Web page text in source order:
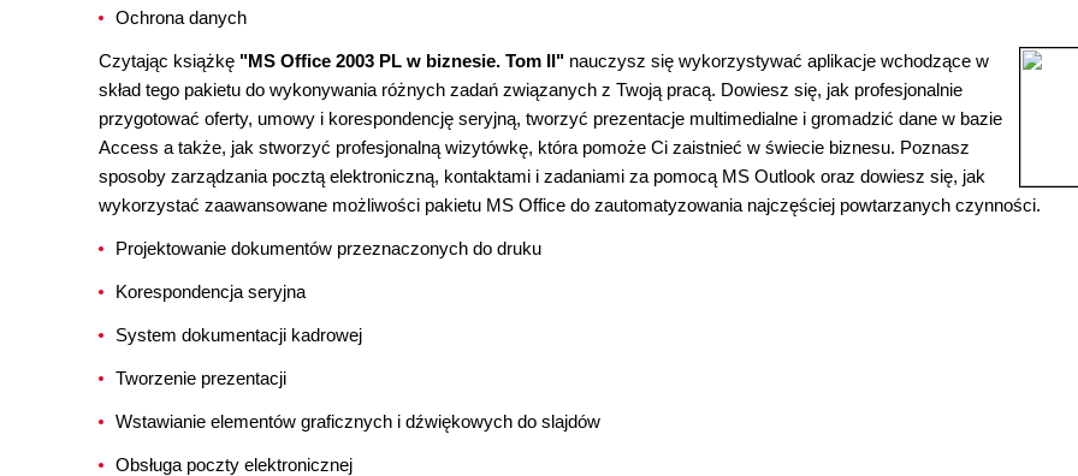
Ochrona danych
Czytając książkę "MS Office 2003 PL w biznesie. Tom II" nauczysz się wykorzystywać aplikacje wchodzące w
skład tego pakietu do wykonywania różnych zadań związanych z Twoją pracą. Dowiesz się, jak profesjonalnie
przygotować oferty, umowy i korespondencję seryjną, tworzyć prezentacje multimedialne i gromadzić dane w bazie
Access a także, jak stworzyć profesjonalną wizytówkę, która pomoże Ci zaistnieć w świecie biznesu. Poznasz
sposoby zarządzania pocztą elektroniczną, kontaktami i zadaniami za pomocą MS Outlook oraz dowiesz się, jak
wykorzystać zaawansowane możliwości pakietu MS Office do zautomatyzowania najczęściej powtarzanych czynności.
Projektowanie dokumentów przeznaczonych do druku
Korespondencja seryjna
System dokumentacji kadrowej
Tworzenie prezentacji
Wstawianie elementów graficznych i dźwiękowych do slajdów
Obsługa poczty elektronicznej